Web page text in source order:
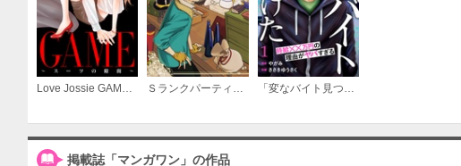
必要ポイント：690
掲載誌「マンガワン」の作品